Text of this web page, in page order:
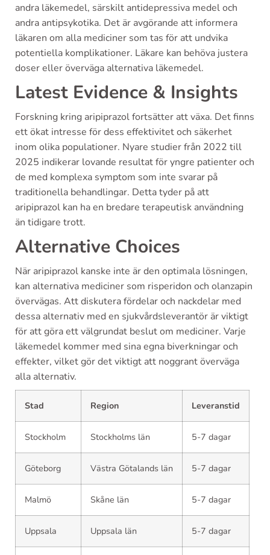
andra läkemedel, särskilt antidepressiva medel och
andra antipsykotika. Det är avgörande att informera
läkaren om alla mediciner som tas för att undvika
potentiella komplikationer. Läkare kan behöva justera
doser eller överväga alternativa läkemedel.
Latest Evidence & Insights
Forskning kring aripiprazol fortsätter att växa. Det finns
ett ökat intresse för dess effektivitet och säkerhet
inom olika populationer. Nyare studier från 2022 till
2025 indikerar lovande resultat för yngre patienter och
de med komplexa symptom som inte svarar på
traditionella behandlingar. Detta tyder på att
aripiprazol kan ha en bredare terapeutisk användning
än tidigare trott.
Alternative Choices
När aripiprazol kanske inte är den optimala lösningen,
kan alternativa mediciner som risperidon och olanzapin
övervägas. Att diskutera fördelar och nackdelar med
dessa alternativ med en sjukvårdsleverantör är viktigt
för att göra ett välgrundat beslut om mediciner. Varje
läkemedel kommer med sina egna biverkningar och
effekter, vilket gör det viktigt att noggrant överväga
alla alternativ.
Stad Region Leveranstid
Stockholm Stockholms län 5-7 dagar
Göteborg Västra Götalands län 5-7 dagar
Malmö Skåne län 5-7 dagar
Uppsala Uppsala län 5-7 dagar